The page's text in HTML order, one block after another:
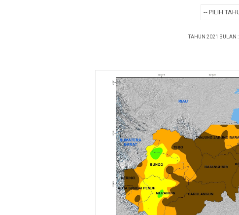
TAHUN 2021 BULAN :